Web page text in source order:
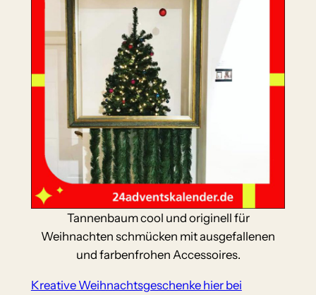
Tannenbaum cool und originell für
Weihnachten schmücken mit ausgefallenen
und farbenfrohen Accessoires.
Kreative Weihnachtsgeschenke hier bei